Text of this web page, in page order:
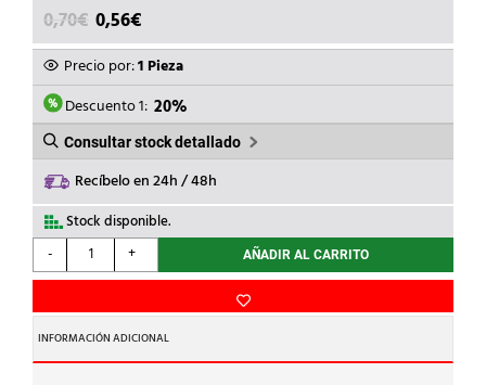
0,70€ EL
PRECIO
ORIGINAL
ERA:
0,70€.
0,56€
PRECIO
ACTUAL
ES:
0,56€.
Precio por:1 Pieza
Descuento 1: 20%
Consultar stock detallado
Recíbelo en 24h / 48h
Stock disponible.
-
CEPEX
-
PLANA
d.20
cantidad
+ AÑADIR AL CARRITO
INFORMACIÓN ADICIONAL